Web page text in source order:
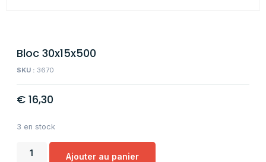
Bloc 30x15x500
SKU : 3670
€ 16,30
3 en stock
Ajouter au panier